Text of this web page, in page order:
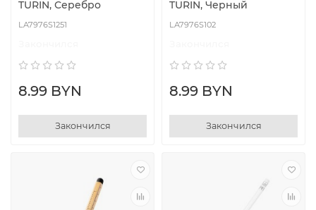
TURIN, Серебро
LA7976S1251
8.99 BYN
Закончился
TURIN, Черный
LA7976S102
8.99 BYN
Закончился